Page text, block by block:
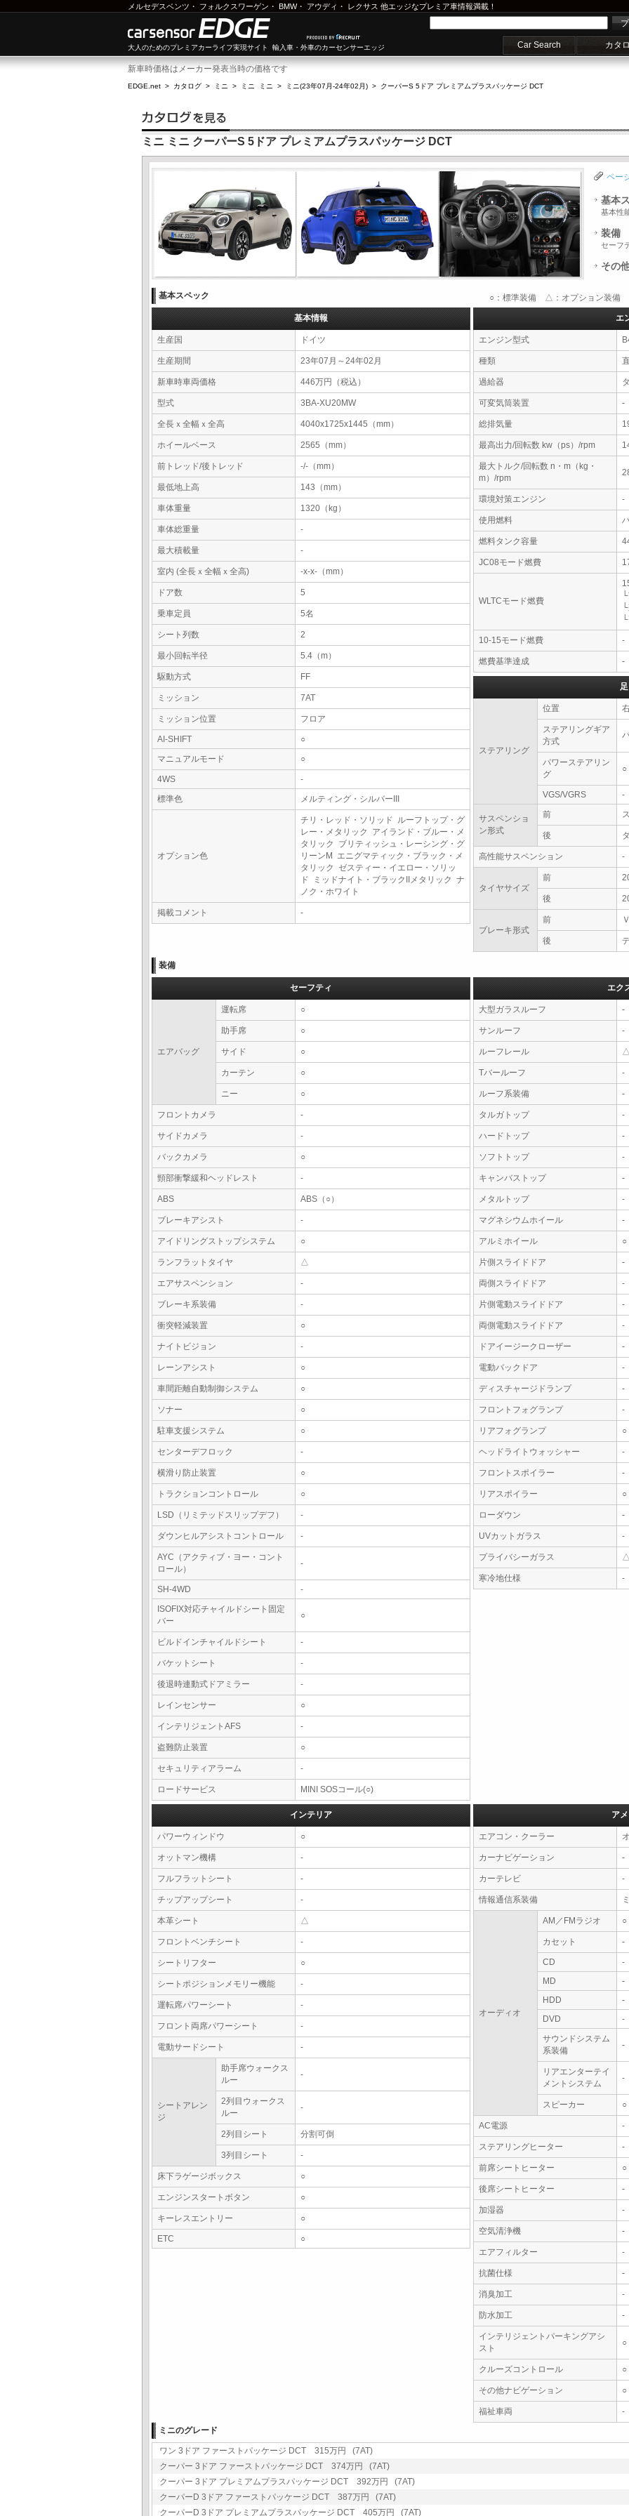
メルセデスベンツ ・ フォルクスワーゲン ・ BMW・ アウディ ・ レクサス 他エッジなプレミア車情報満載！
大人のためのプレミアカーライフ実現サイト 輸入車・外車のカーセンサーエッジ Car Search カタ
新車時価格はメーカー発表当時の価格です
EDGE.net > カタログ > ミニ > ミニ ミニ > ミニ(23年07月-24年02月) > クーパーS 5ドア プレミアムプラスパッケージ DCT
ミニ ミニ クーパーS 5ドア プレミアムプラスパッケージ DCT
ペー
基本
基本性
装備
セーフ
その
基本スペック ○：標準装備 △：オプション装備 -
基本情報
生産国 ドイツ
生産期間 23年07月～24年02月
新車時車両価格 446万円（税込）
型式 3BA-XU20MW
全長ｘ全幅ｘ全高 4040x1725x1445（mm）
ホイールベース 2565（mm）
前トレッド/後トレッド -/-（mm）
最低地上高 143（mm）
車体重量 1320（kg）
車体総重量 -
最大積載量 -
室内 (全長ｘ全幅ｘ全高) -x-x-（mm）
ドア数 5
乗車定員 5名
シート列数 2
最小回転半径 5.4（m）
駆動方式 FF
ミッション 7AT
ミッション位置 フロア
AI-SHIFT
○
マニュアルモード
○
4WS
-
標準色
メルティング・シルバーIII
オプション色
チリ・レッド・ソリッド ルーフトップ・グ
レー・メタリック アイランド・ブルー・メ
タリック ブリティッシュ・レーシング・グ
リーンM エニグマティック・ブラック・メ
タリック ゼスティー・イエロー・ソリッ
ド ミッドナイト・ブラックIIメタリック ナ
ノク・ホワイト
掲載コメント -
エ
エンジン型式
種類
過給器
可変気筒装置 -
総排気量
最高出力/回転数 kw（ps）/rpm
最大トルク/回転数 n・m（kg・
m）/rpm
環境対策エンジン -
使用燃料
燃料タンク容量
JC08モード燃費
WLTCモード燃費
10-15モード燃費 -
燃費基準達成 -
ステアリング
位置
ステアリングギア
方式
パワーステアリン
グ
○
VGS/VGRS -
サスペンショ
ン形式
前
後
高性能サスペンション -
タイヤサイズ
前
後
ブレーキ形式
前
後
装備
セーフティ
エアバッグ
運転席 ○
助手席 ○
サイド ○
カーテン ○
ニー ○
フロントカメラ -
サイドカメラ -
バックカメラ ○
頸部衝撃緩和ヘッドレスト -
ABS ABS（○）
ブレーキアシスト -
アイドリングストップシステム ○
ランフラットタイヤ △
エアサスペンション -
ブレーキ系装備 -
衝突軽減装置 ○
ナイトビジョン -
レーンアシスト ○
車間距離自動制御システム ○
ソナー ○
駐車支援システム ○
センターデフロック -
横滑り防止装置 ○
トラクションコントロール ○
LSD（リミテッドスリップデフ） -
ダウンヒルアシストコントロール -
AYC（アクティブ・ヨー・コント
ロール）
-
SH-4WD
-
ISOFIX対応チャイルドシート固定
バー
○
ビルドインチャイルドシート -
バケットシート -
後退時連動式ドアミラー -
レインセンサー ○
インテリジェントAFS -
盗難防止装置 ○
セキュリティアラーム -
ロードサービス MINI SOSコール(○)
エク
大型ガラスルーフ -
サンルーフ -
ルーフレール
Tバールーフ -
ルーフ系装備 -
タルガトップ -
ハードトップ -
ソフトトップ -
キャンバストップ -
メタルトップ -
マグネシウムホイール -
アルミホイール ○
片側スライドドア -
両側スライドドア -
片側電動スライドドア -
両側電動スライドドア -
ドアイージークローザー -
電動バックドア -
ディスチャージドランプ -
フロントフォグランプ -
リアフォグランプ ○
ヘッドライトウォッシャー -
フロントスポイラー -
リアスポイラー ○
ローダウン -
UVカットガラス -
プライバシーガラス
寒冷地仕様 -
インテリア
パワーウィンドウ ○
オットマン機構 -
フルフラットシート -
チップアップシート -
本革シート △
フロントベンチシート -
シートリフター ○
シートポジションメモリー機能 -
運転席パワーシート -
フロント両席パワーシート -
電動サードシート -
シートアレン
ジ
助手席ウォークス
ルー
-
2列目ウォークス
ルー
-
2列目シート 分割可倒
3列目シート -
床下ラゲージボックス ○
エンジンスタートボタン ○
キーレスエントリー ○
ETC ○
ア
エアコン・クーラー
カーナビゲーション -
カーテレビ -
情報通信系装備
オーディオ
AM／FMラジオ ○
カセット -
CD
-
MD
-
HDD
-
DVD
-
サウンドシステム
系装備
-
リアエンターテイ
メントシステム
-
スピーカー ○
AC電源 -
ステアリングヒーター -
前席シートヒーター ○
後席シートヒーター -
加湿器 -
空気清浄機 -
エアフィルター -
抗菌仕様 -
消臭加工 -
防水加工 -
インテリジェントパーキングアシ
スト
○
クルーズコントロール ○
その他ナビゲーション ○
福祉車両
-
ミニのグレード
ワン 3ドア ファーストパッケージ DCT 315万円 (7AT)
クーパー 3ドア ファーストパッケージ DCT 374万円 (7AT)
クーパー 3ドア プレミアムプラスパッケージ DCT 392万円 (7AT)
クーパーD 3ドア ファーストパッケージ DCT 387万円 (7AT)
クーパーD 3ドア プレミアムプラスパッケージ DCT 405万円 (7AT)